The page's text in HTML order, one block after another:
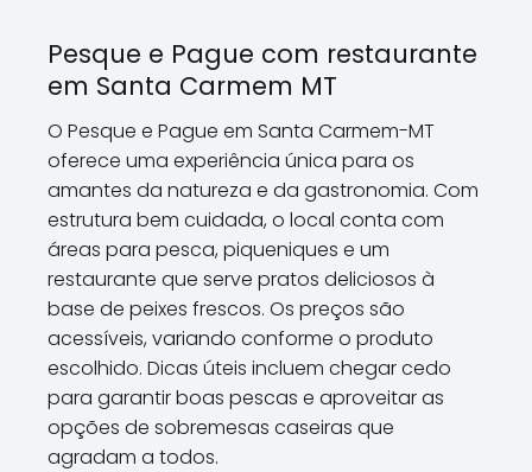
Pesque e Pague com restaurante
em Santa Carmem MT
O Pesque e Pague em Santa Carmem-MT
oferece uma experiência única para os
amantes da natureza e da gastronomia. Com
estrutura bem cuidada, o local conta com
áreas para pesca, piqueniques e um
restaurante que serve pratos deliciosos à
base de peixes frescos. Os preços são
acessíveis, variando conforme o produto
escolhido. Dicas úteis incluem chegar cedo
para garantir boas pescas e aproveitar as
opções de sobremesas caseiras que
agradam a todos.